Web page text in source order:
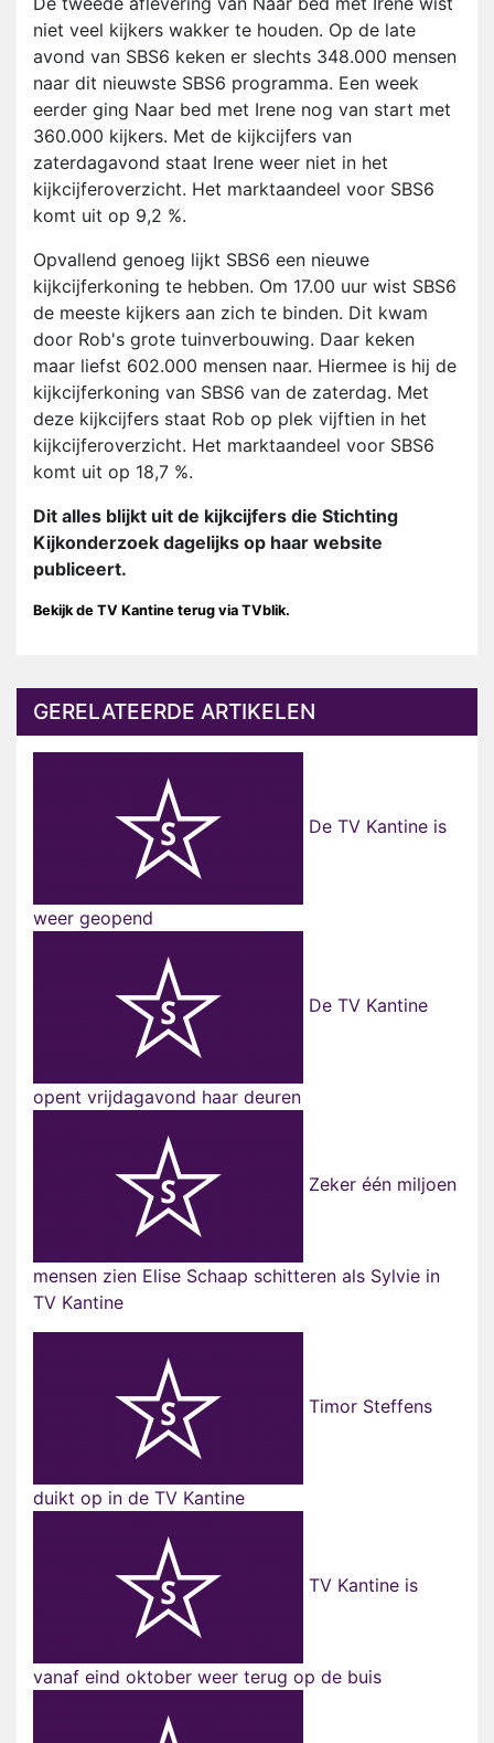
niet veel kijkers wakker te houden. Op de late
avond van SBS6 keken er slechts 348.000 mensen
naar dit nieuwste SBS6 programma. Een week
eerder ging Naar bed met Irene nog van start met
360.000 kijkers. Met de kijkcijfers van
zaterdagavond staat Irene weer niet in het
kijkcijferoverzicht. Het marktaandeel voor SBS6
komt uit op 9,2 %.
Opvallend genoeg lijkt SBS6 een nieuwe
kijkcijferkoning te hebben. Om 17.00 uur wist SBS6
de meeste kijkers aan zich te binden. Dit kwam
door Rob's grote tuinverbouwing. Daar keken
maar liefst 602.000 mensen naar. Hiermee is hij de
kijkcijferkoning van SBS6 van de zaterdag. Met
deze kijkcijfers staat Rob op plek vijftien in het
kijkcijferoverzicht. Het marktaandeel voor SBS6
komt uit op 18,7 %.
Dit alles blijkt uit de kijkcijfers die Stichting
Kijkonderzoek dagelijks op haar website
publiceert.
Bekijk de TV Kantine terug via TVblik.
GERELATEERDE ARTIKELEN
De TV Kantine is
weer geopend
De TV Kantine
opent vrijdagavond haar deuren
Zeker één miljoen
mensen zien Elise Schaap schitteren als Sylvie in
TV Kantine
Timor Steffens
duikt op in de TV Kantine
TV Kantine is
vanaf eind oktober weer terug op de buis